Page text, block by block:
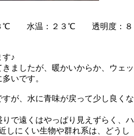
℃ 水温：２３℃ 透明度：８
す♪
ましたが、暖かいからか、ウェッ
いです。
が、水に青味が戻って少し良くな
で遠くはやっぱり見えずらく、ハ
しにくい生物や群れ系は、どうし